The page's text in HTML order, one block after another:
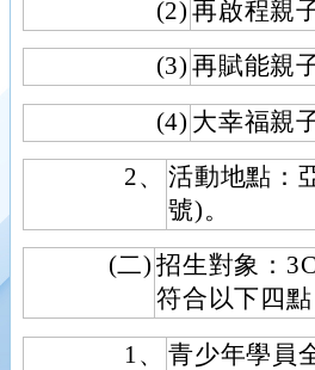
(2) 再啟程親
(3) 再賦能親
(4) 大幸福親
2、
活動地點：
號)。
(二) 招生對象：
符合以下四點
1、
青少年學員